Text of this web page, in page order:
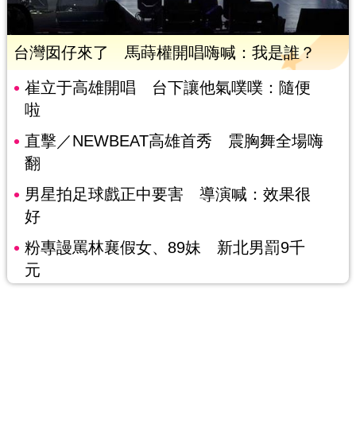
台灣囡仔來了 馬蒔權開唱嗨喊：我是誰？
崔立于高雄開唱 台下讓他氣噗噗：隨便
啦
直擊／NEWBEAT高雄首秀 震胸舞全場嗨
翻
男星拍足球戲正中要害 導演喊：效果很
好
粉專謾罵林襄假女、89妹 新北男罰9千
元